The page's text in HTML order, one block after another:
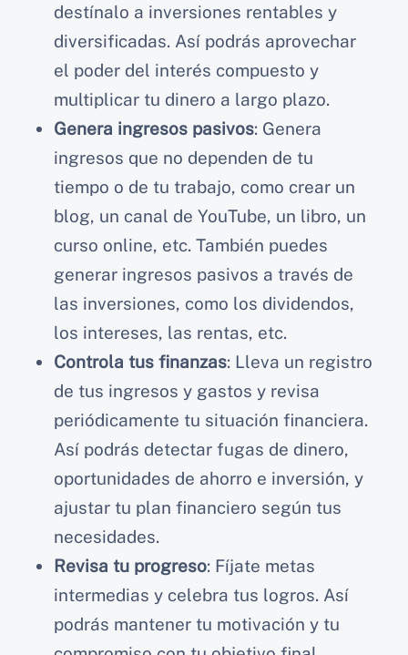
destínalo a inversiones rentables y
diversificadas. Así podrás aprovechar
el poder del interés compuesto y
multiplicar tu dinero a largo plazo.
Genera ingresos pasivos: Genera
ingresos que no dependen de tu
tiempo o de tu trabajo, como crear un
blog, un canal de YouTube, un libro, un
curso online, etc. También puedes
generar ingresos pasivos a través de
las inversiones, como los dividendos,
los intereses, las rentas, etc.
Controla tus finanzas: Lleva un registro
de tus ingresos y gastos y revisa
periódicamente tu situación financiera.
Así podrás detectar fugas de dinero,
oportunidades de ahorro e inversión, y
ajustar tu plan financiero según tus
necesidades.
Revisa tu progreso: Fíjate metas
intermedias y celebra tus logros. Así
podrás mantener tu motivación y tu